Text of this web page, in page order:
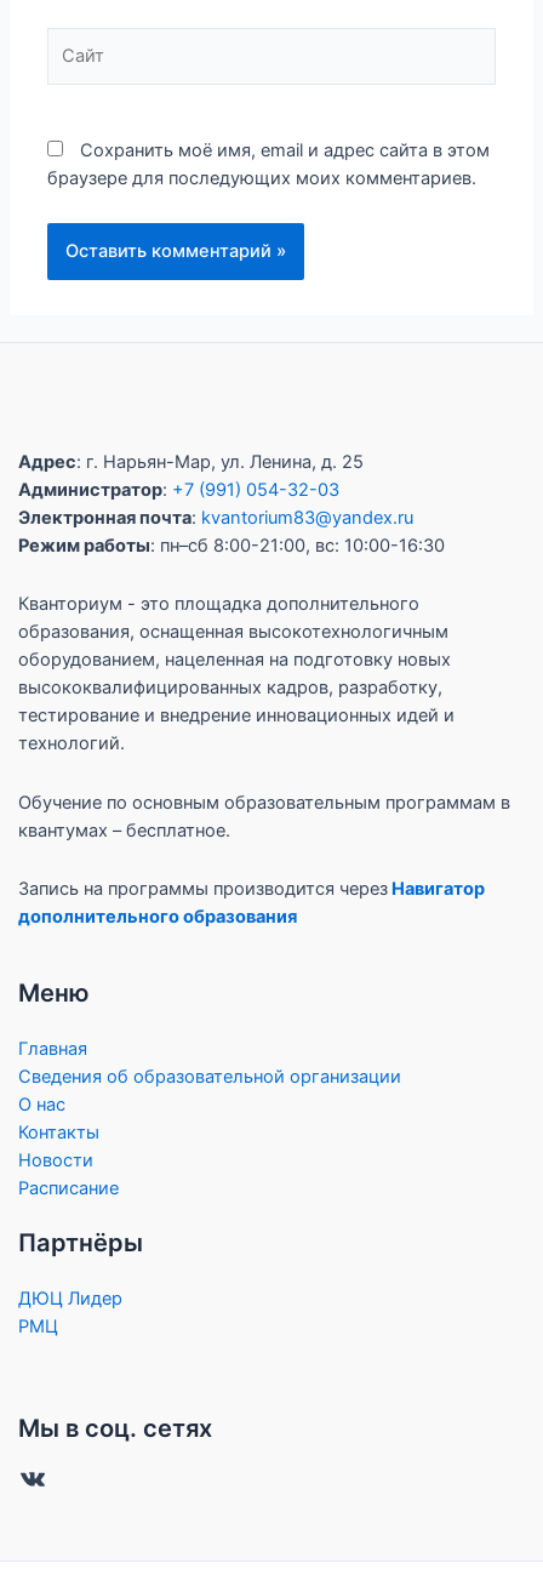
Сохранить моё имя, email и адрес сайта в этом
браузере для последующих моих комментариев.
Адрес: г. Нарьян-Мар, ул. Ленина, д. 25
Администратор: +7 (991) 054-32-03
Электронная почта: kvantorium83@yandex.ru
Режим работы: пн–сб 8:00-21:00, вс: 10:00-16:30
Кванториум - это площадка дополнительного
образования, оснащенная высокотехнологичным
оборудованием, нацеленная на подготовку новых
высококвалифицированных кадров, разработку,
тестирование и внедрение инновационных идей и
технологий.
Обучение по основным образовательным программам в
квантумах – бесплатное.
Запись на программы производится через Навигатор
дополнительного образования
Меню
Главная
Сведения об образовательной организации
О нас
Контакты
Новости
Расписание
Партнёры
ДЮЦ Лидер
РМЦ
Мы в соц. сетях